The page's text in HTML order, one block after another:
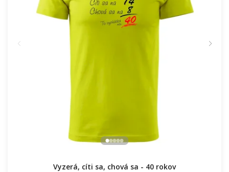
Vyzerá, cíti sa, chová sa - 40 rokov